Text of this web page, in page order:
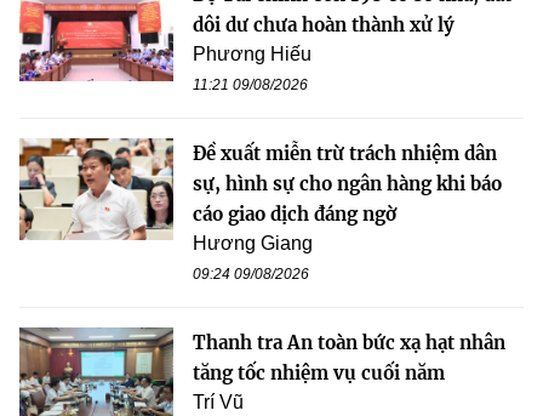
dôi dư chưa hoàn thành xử lý
Phương Hiếu
11:21 09/08/2026
Đề xuất miễn trừ trách nhiệm dân
sự, hình sự cho ngân hàng khi báo
cáo giao dịch đáng ngờ
Hương Giang
09:24 09/08/2026
Thanh tra An toàn bức xạ hạt nhân
tăng tốc nhiệm vụ cuối năm
Trí Vũ